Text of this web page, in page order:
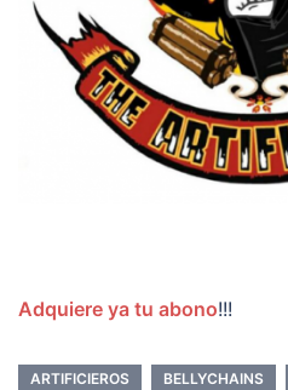
Adquiere ya tu abono!!!
ARTIFICIEROS BELLYCHAINS